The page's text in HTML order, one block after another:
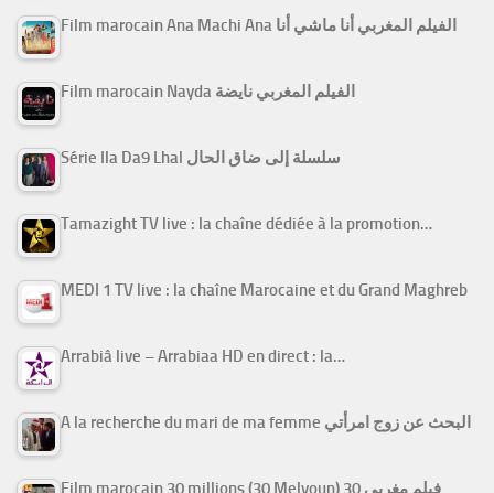
Film marocain Ana Machi Ana الفيلم المغربي أنا ماشي أنا
Film marocain Nayda الفيلم المغربي نايضة
Série Ila Da9 Lhal سلسلة إلى ضاق الحال
Tamazight TV live : la chaîne dédiée à la promotion…
MEDI 1 TV live : la chaîne Marocaine et du Grand Maghreb
Arrabiâ live – Arrabiaa HD en direct : la…
A la recherche du mari de ma femme البحث عن زوج امرأتي
Film marocain 30 millions (30 Melyoun) فيلم مغربي 30